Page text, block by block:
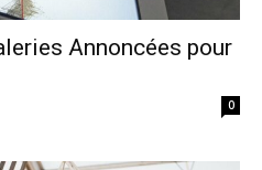
Annoncées pour
0